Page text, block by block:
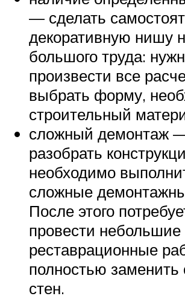
— сделать
декоративную нишу
большого труда:
произвести все
выбрать форму,
строительный
сложный демонтаж
разобрать
необходимо
сложные
После этого
провести небольшие
реставрационные
полностью заменить
стен.